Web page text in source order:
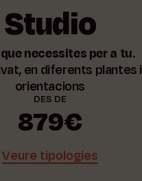
Studio
necessites per a tu.
en diferents plantes i
orientacions
DES DE
879€
Veure tipologies